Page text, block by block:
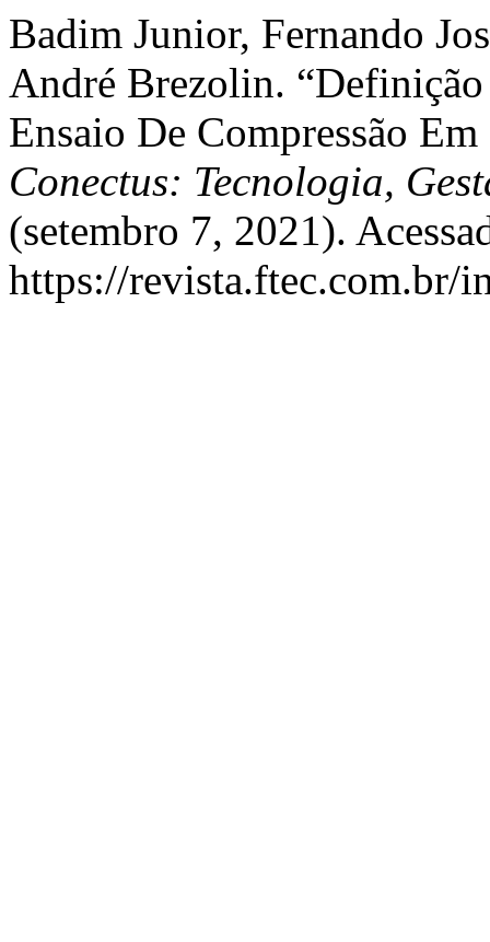
Badim Junior, Fernando
André Brezolin.
Ensaio De Compressão
Conectus: Tecnologia,
(setembro 7, 2021).
https://revista.ftec.com.br/